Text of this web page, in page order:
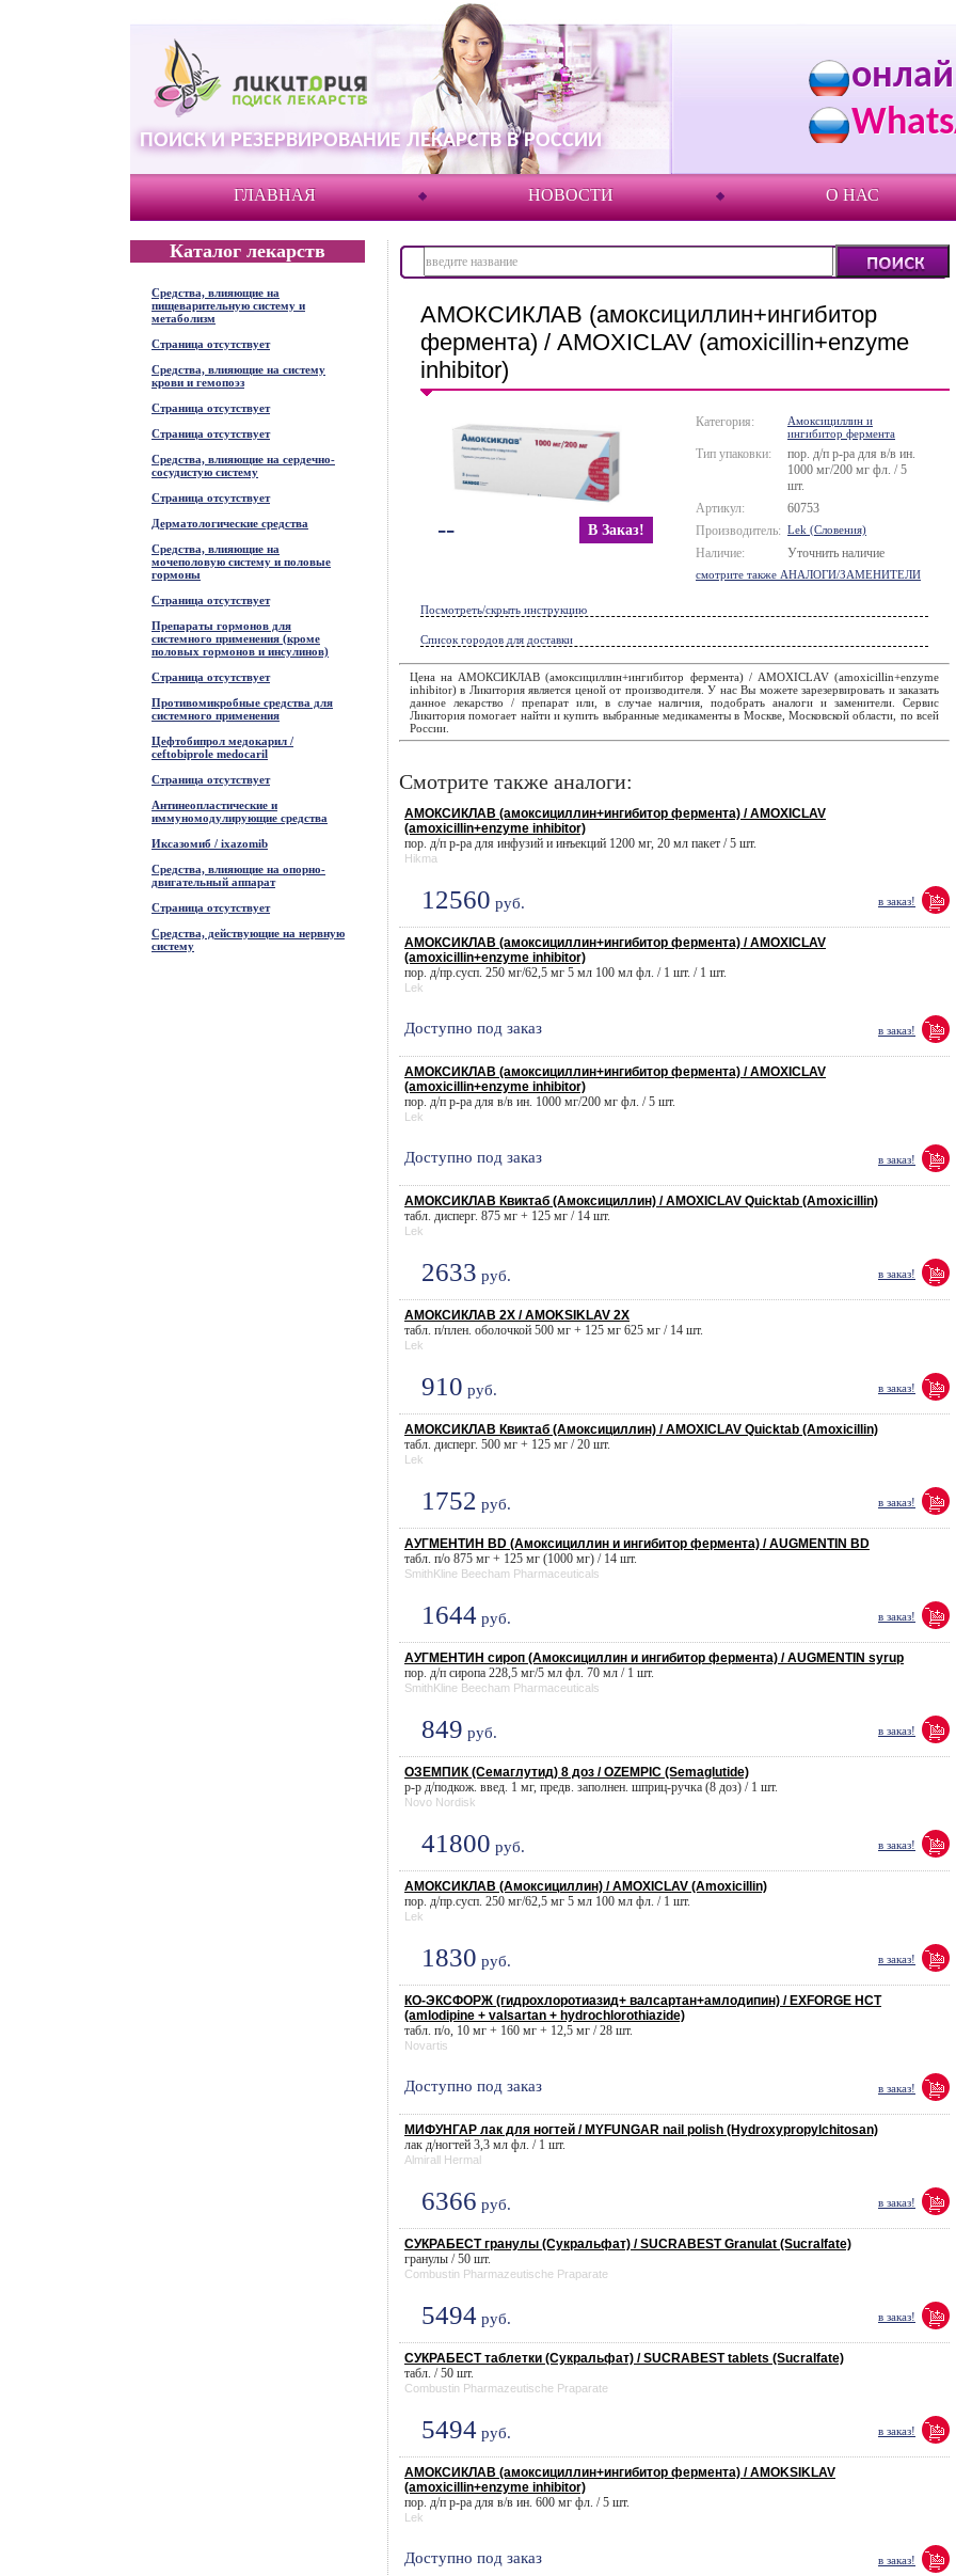
ПОИСК И РЕЗЕРВИРОВАНИЕ ЛЕКАРСТВ В РОССИИ
ГЛАВНАЯ НОВОСТИ О НАС
Каталог лекарств
Средства, влияющие на
пищеварительную систему и
метаболизм
Страница отсутствует
Средства, влияющие на систему
крови и гемопоэз
Страница отсутствует
Страница отсутствует
Средства, влияющие на сердечно-
сосудистую систему
Страница отсутствует
Дерматологические средства
Средства, влияющие на
мочеполовую систему и половые
гормоны
Страница отсутствует
Препараты гормонов для
системного применения (кроме
половых гормонов и инсулинов)
Страница отсутствует
Противомикробные средства для
системного применения
Цефтобипрол медокарил /
ceftobiprole medocaril
Страница отсутствует
Антинеопластические и
иммуномодулирующие средства
Иксазомиб / ixazomib
Средства, влияющие на опорно-
двигательный аппарат
Страница отсутствует
Средства, действующие на нервную
систему
АМОКСИКЛАВ (амоксициллин+ингибитор
фермента) / AMOXICLAV (amoxicillin+enzyme
inhibitor)
-- В Заказ!
Категория:
Амоксициллин и
ингибитор фермента
Тип упаковки:
пор. д/п р-ра для в/в ин.
1000 мг/200 мг фл. / 5
шт.
Артикул:
60753
Производитель: Lek (Словения)
Наличие: Уточнить наличие
смотрите также АНАЛОГИ/ЗАМЕНИТЕЛИ
Посмотреть/скрыть инструкцию
Список городов для доставки
Цена на АМОКСИКЛАВ (амоксициллин+ингибитор фермента) / AMOXICLAV (amoxicillin+enzyme
inhibitor) в Ликитория является ценой от производителя. У нас Вы можете зарезервировать и заказать
данное лекарство / препарат или, в случае наличия, подобрать аналоги и заменители. Сервис
Ликитория помогает найти и купить выбранные медикаменты в Москве, Московской области, по всей
России.
Смотрите также аналоги:
АМОКСИКЛАВ (амоксициллин+ингибитор фермента) / AMOXICLAV
(amoxicillin+enzyme inhibitor)
пор. д/п р-ра для инфузий и инъекций 1200 мг, 20 мл пакет / 5 шт.
Hikma
12560 руб. в заказ!
АМОКСИКЛАВ (амоксициллин+ингибитор фермента) / AMOXICLAV
(amoxicillin+enzyme inhibitor)
пор. д/пр.сусп. 250 мг/62,5 мг 5 мл 100 мл фл. / 1 шт. / 1 шт.
Lek
Доступно под заказ в заказ!
АМОКСИКЛАВ (амоксициллин+ингибитор фермента) / AMOXICLAV
(amoxicillin+enzyme inhibitor)
пор. д/п р-ра для в/в ин. 1000 мг/200 мг фл. / 5 шт.
Lek
Доступно под заказ в заказ!
АМОКСИКЛАВ Квиктаб (Амоксициллин) / AMOXICLAV Quicktab (Amoxicillin)
табл. дисперг. 875 мг + 125 мг / 14 шт.
Lek
2633 руб. в заказ!
АМОКСИКЛАВ 2X / AMOKSIKLAV 2X
табл. п/плен. оболочкой 500 мг + 125 мг 625 мг / 14 шт.
Lek
910 руб. в заказ!
АМОКСИКЛАВ Квиктаб (Амоксициллин) / AMOXICLAV Quicktab (Amoxicillin)
табл. дисперг. 500 мг + 125 мг / 20 шт.
Lek
1752 руб. в заказ!
АУГМЕНТИН BD (Амоксициллин и ингибитор фермента) / AUGMENTIN BD
табл. п/о 875 мг + 125 мг (1000 мг) / 14 шт.
SmithKline Beecham Pharmaceuticals
1644 руб. в заказ!
АУГМЕНТИН сироп (Амоксициллин и ингибитор фермента) / AUGMENTIN syrup
пор. д/п сиропа 228,5 мг/5 мл фл. 70 мл / 1 шт.
SmithKline Beecham Pharmaceuticals
849 руб. в заказ!
ОЗЕМПИК (Семаглутид) 8 доз / OZEMPIC (Semaglutide)
р-р д/подкож. введ. 1 мг, предв. заполнен. шприц-ручка (8 доз) / 1 шт.
Novo Nordisk
41800 руб. в заказ!
АМОКСИКЛАВ (Амоксициллин) / AMOXICLAV (Amoxicillin)
пор. д/пр.сусп. 250 мг/62,5 мг 5 мл 100 мл фл. / 1 шт.
Lek
1830 руб. в заказ!
КО-ЭКСФОРЖ (гидрохлоротиазид+ валсартан+амлодипин) / EXFORGE HCT
(amlodipine + valsartan + hydrochlorothiazide)
табл. п/о, 10 мг + 160 мг + 12,5 мг / 28 шт.
Novartis
Доступно под заказ в заказ!
МИФУНГАР лак для ногтей / MYFUNGAR nail polish (Hydroxypropylchitosan)
лак д/ногтей 3,3 мл фл. / 1 шт.
Almirall Hermal
6366 руб. в заказ!
СУКРАБЕСТ гранулы (Сукральфат) / SUCRABEST Granulat (Sucralfate)
гранулы / 50 шт.
Combustin Pharmazeutische Praparate
5494 руб. в заказ!
СУКРАБЕСТ таблетки (Сукральфат) / SUCRABEST tablets (Sucralfate)
табл. / 50 шт.
Combustin Pharmazeutische Praparate
5494 руб. в заказ!
АМОКСИКЛАВ (амоксициллин+ингибитор фермента) / AMOKSIKLAV
(amoxicillin+enzyme inhibitor)
пор. д/п р-ра для в/в ин. 600 мг фл. / 5 шт.
Lek
Доступно под заказ в заказ!